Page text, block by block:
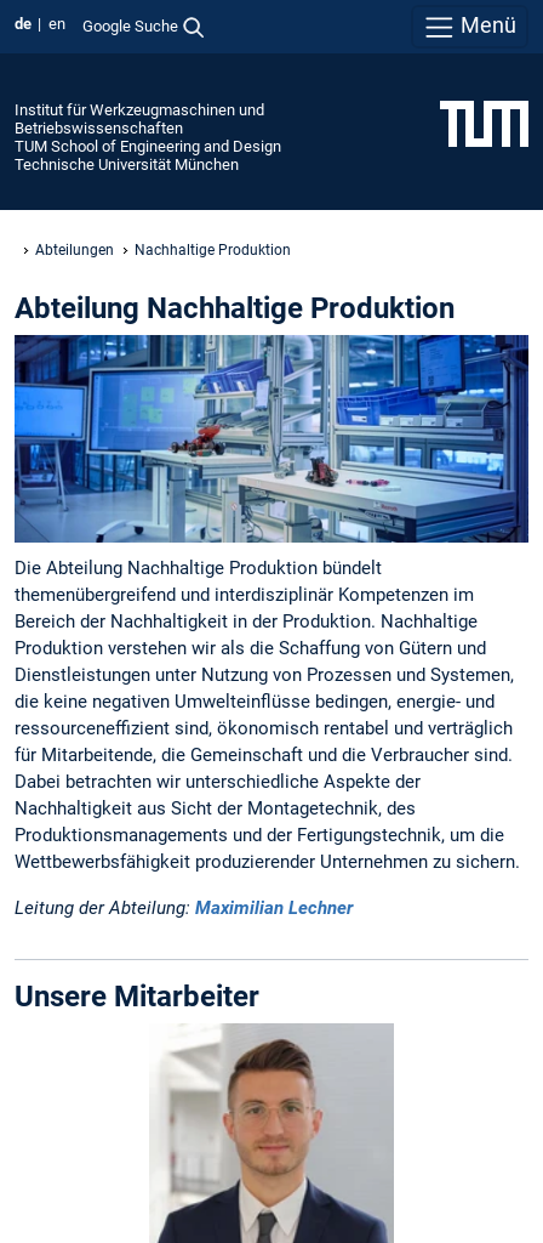
de en Google Suche Menü
Institut für Werkzeugmaschinen und
Betriebswissenschaften
TUM School of Engineering and Design
Technische Universität München
Abteilungen Nachhaltige Produktion
Abteilung Nachhaltige Produktion
Die Abteilung Nachhaltige Produktion bündelt
themenübergreifend und interdisziplinär Kompetenzen im
Bereich der Nachhaltigkeit in der Produktion. Nachhaltige
Produktion verstehen wir als die Schaffung von Gütern und
Dienstleistungen unter Nutzung von Prozessen und Systemen,
die keine negativen Umwelteinflüsse bedingen, energie- und
ressourceneffizient sind, ökonomisch rentabel und verträglich
für Mitarbeitende, die Gemeinschaft und die Verbraucher sind.
Dabei betrachten wir unterschiedliche Aspekte der
Nachhaltigkeit aus Sicht der Montagetechnik, des
Produktionsmanagements und der Fertigungstechnik, um die
Wettbewerbsfähigkeit produzierender Unternehmen zu sichern.
Leitung der Abteilung: Maximilian Lechner
Unsere Mitarbeiter